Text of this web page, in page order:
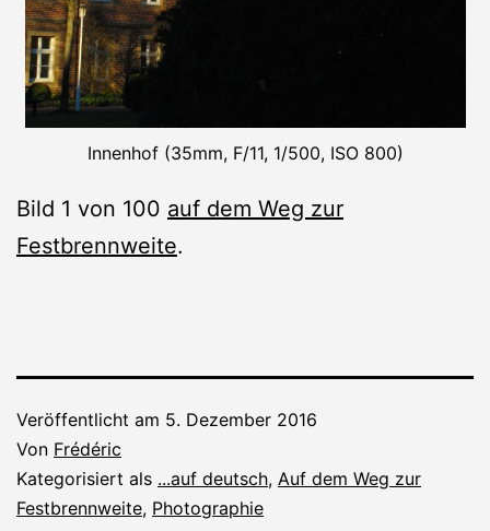
Innenhof (35mm, F/11, 1/500, ISO 800)
Bild 1 von 100 auf dem Weg zur
Festbrennweite.
Veröffentlicht am 5. Dezember 2016
Von Frédéric
Kategorisiert als ...auf deutsch, Auf dem Weg zur
Festbrennweite, Photographie